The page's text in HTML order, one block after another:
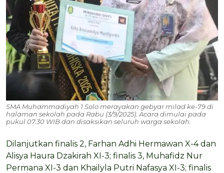
SMA Muhammadiyah 1 Solo merayakan gebyar milad ke-79 di
halaman sekolah pada Rabu (3/9/2025). Acara dimulai pada
pukul 07.30 WIB dan disaksikan seluruh warga sekolah.
Dilanjutkan finalis 2, Farhan Adhi Hermawan X-4 dan
Alisya Haura Dzakirah XI-3; finalis 3, Muhafidz Nur
Permana XI-3 dan Khailyla Putri Nafasya XI-3; finalis